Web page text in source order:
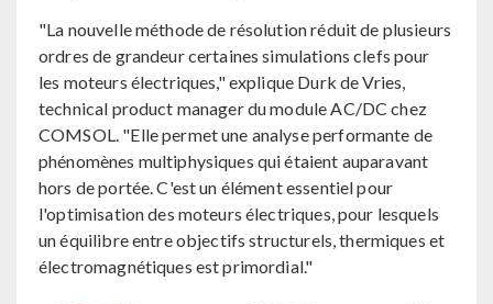
"La nouvelle méthode de résolution réduit de plusieurs
ordres de grandeur certaines simulations clefs pour
les moteurs électriques," explique Durk de Vries,
technical product manager du module AC/DC chez
COMSOL. "Elle permet une analyse performante de
phénomènes multiphysiques qui étaient auparavant
hors de portée. C'est un élément essentiel pour
l'optimisation des moteurs électriques, pour lesquels
un équilibre entre objectifs structurels, thermiques et
électromagnétiques est primordial."